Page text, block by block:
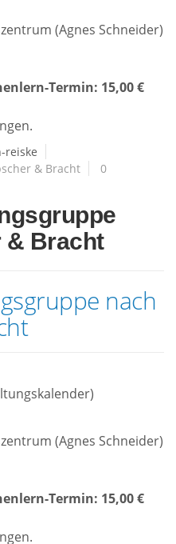
(Agnes Schneider)
Termin: 15,00 €
reiske
& Bracht
0
& Bracht
nach
(Agnes Schneider)
Termin: 15,00 €